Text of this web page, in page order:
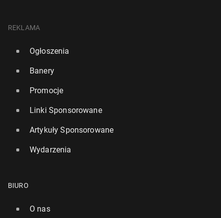
REKLAMA
Ogłoszenia
Banery
Promocje
Linki Sponsorowane
Artykuły Sponsorowane
Wydarzenia
BIURO
O nas